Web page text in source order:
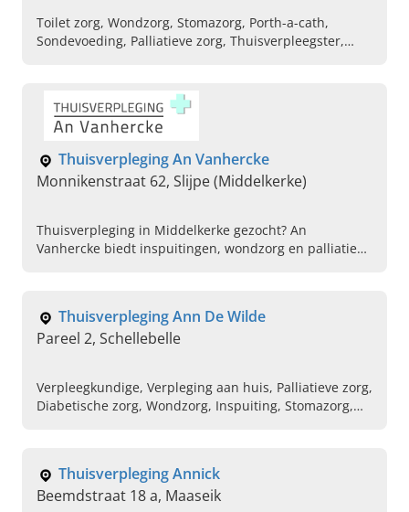
Toilet zorg, Wondzorg, Stomazorg, Porth-a-cath,
Sondevoeding, Palliatieve zorg, Thuisverpleegster,
Thuisverpleging An Vanhercke
Monnikenstraat 62, Slijpe (Middelkerke)
Thuisverpleging in Middelkerke gezocht? An
Vanhercke biedt inspuitingen, wondzorg en palliatieve
Thuisverpleging Ann De Wilde
Pareel 2, Schellebelle
Verpleegkundige, Verpleging aan huis, Palliatieve zorg,
Diabetische zorg, Wondzorg, Inspuiting, Stomazorg,
Thuisverpleging Annick
Beemdstraat 18 a, Maaseik